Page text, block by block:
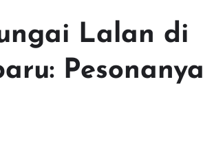
Lalan di
Pesonanya